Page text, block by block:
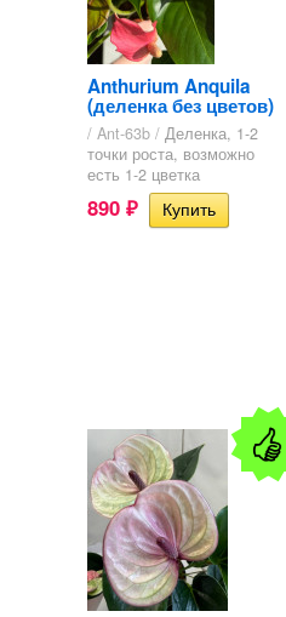
Anthurium Anquila
(деленка без цветов)
/ Ant-63b / Деленка, 1-2
точки роста, возможно
есть 1-2 цветка
890 ₽